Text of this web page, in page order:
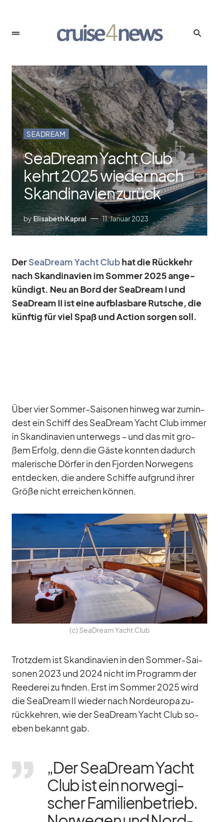
SEADREAM
SeaDream Yacht Club
kehrt 2025 wieder nach
Skandinavien zurück
byElisabeth Kapral 11. Januar 2023
DerSeaD­ream Yacht Clubhat die Rück­kehr
nach Skan­di­na­vien im Som­mer 2025 an­ge­
kün­digt. Neu an Bord der SeaD­ream I und
SeaD­ream II isteine auf­blas­bare Rut­sche, die
künf­tig für viel Spaß und Ac­tion sor­gen soll.
Über vier Som­mer-Sai­so­nen hin­weg war zu­min­
dest ein Schiff des SeaD­ream Yacht Club im­mer
in Skan­di­na­vien un­ter­wegs – und das mit gro­
ßem Er­folg, denn die Gäste konn­ten da­durch
ma­le­ri­sche Dör­fer in den Fjor­den Nor­we­gens
ent­de­cken, die an­dere Schiffe auf­grund ih­rer
Größe nicht er­rei­chen kön­nen.
(c) SeaD­ream Yacht Club
Trotz­dem ist Skan­di­na­vien in den Som­mer-Sai­
so­nen 2023 und 2024 nicht im Pro­gramm der
Ree­de­rei zu fin­den. Erst im Som­mer 2025 wird
die SeaD­ream II wie­der nach Nord­eu­ropa zu­
rück­keh­ren, wie der SeaD­ream Yacht Club so­
eben be­kannt gab.
„Der SeaD­ream Yacht
Club ist ein nor­we­gi­
scher Fa­mi­li­en­be­trieb.